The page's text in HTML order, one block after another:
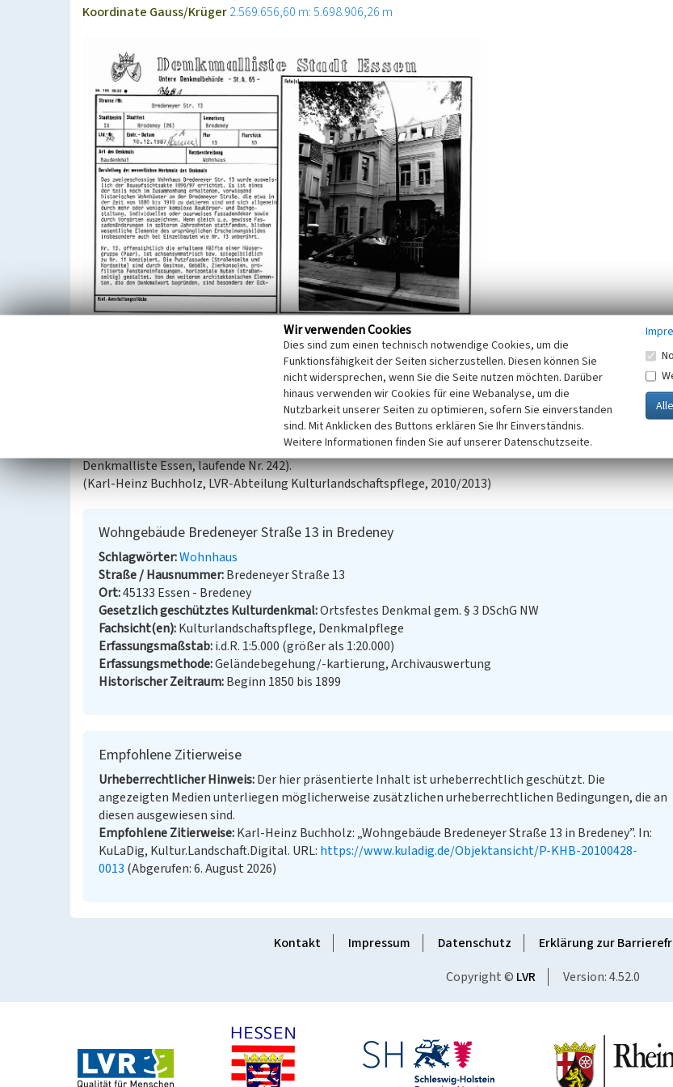
Koordinate Gauss/Krüger2.569.656,60 m: 5.698.906,26 m
Die Ende des 19. Jahrhunderts entstandenen Häuser sind wohl der Rest einer Häusergruppe, bei der immer
eine Haushälfte der nächstfolgenden symmetrisch zugeordnet war, wodurch eine Variation und Gestaltung
des Straßenraumes erreicht wurde. Die Fassaden sind durch Loggien, Balkone und Erker gestaltet,
durch Gesimse, Gebälkstücke und die reich verzierte Traufzone gegliedert, das Erdgeschoss durch
Putznutungen. Die Silhouette der Häusergruppe wird durch Dachgauben aufgelockert.
Das Objekt Wohnhaus, Bredeneyer Straße 13 in Bredeney ist ein eingetragenes Baudenkmal (LVR-ADR 16318,
Denkmalliste Essen, laufende Nr. 242).
(Karl-Heinz Buchholz, LVR-Abteilung Kulturlandschaftspflege, 2010/2013)
Wohngebäude Bredeneyer Straße 13 in Bredeney
Schlagwörter Wohnhaus
Straße / Hausnummer Bredeneyer Straße 13
Ort 45133 Essen - Bredeney
Gesetzlich geschütztes Kulturdenkmal Ortsfestes Denkmal gem. § 3 DSchG NW
Fachsicht(en) Kulturlandschaftspflege, Denkmalpflege
Erfassungsmaßstab i.d.R. 1:5.000 (größer als 1:20.000)
Erfassungsmethode Geländebegehung/-kartierung, Archivauswertung
Historischer Zeitraum Beginn 1850 bis 1899
Empfohlene Zitierweise
Urheberrechtlicher Hinweis Der hier präsentierte Inhalt ist urheberrechtlich geschützt. Die
angezeigten Medien unterliegen möglicherweise zusätzlichen urheberrechtlichen Bedingungen, die an
diesen ausgewiesen sind.
Empfohlene Zitierweise Karl-Heinz Buchholz: „Wohngebäude Bredeneyer Straße 13 in Bredeney”. In:
KuLaDig, Kultur.Landschaft.Digital. URL: https://www.kuladig.de/Objektansicht/P-KHB-20100428-
0013 (Abgerufen: 6. August 2026)
Kontakt Impressum Datenschutz Erklärung zur
Copyright © LVR Version: 4.52.0
Wir verwenden Cookies
Dies sind zum einen technisch notwendige Cookies, um die
Funktionsfähigkeit der Seiten sicherzustellen. Diesen können Sie
nicht widersprechen, wenn Sie die Seite nutzen möchten. Darüber
hinaus verwenden wir Cookies für eine Webanalyse, um die
Nutzbarkeit unserer Seiten zu optimieren, sofern Sie einverstanden
sind. Mit Anklicken des Buttons erklären Sie Ihr Einverständnis.
Weitere Informationen finden Sie auf unserer Datenschutzseite.